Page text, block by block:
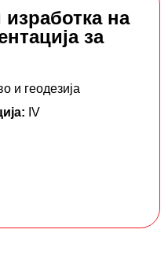
на
за
и геодезија
IV